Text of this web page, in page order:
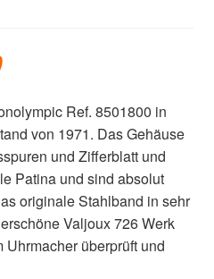
Ref. 8501800 in
von 1971. Das Gehäuse
und Zifferblatt und
Patina und sind absolut
originale Stahlband in sehr
Valjoux 726 Werk
überprüft und